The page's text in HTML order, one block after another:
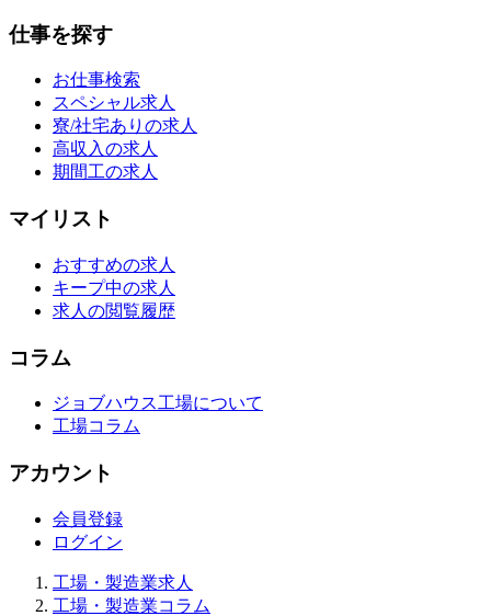
仕事を探す
お仕事検索
スペシャル求人
寮/社宅ありの求人
高収入の求人
期間工の求人
マイリスト
おすすめの求人
キープ中の求人
求人の閲覧履歴
コラム
ジョブハウス工場について
工場コラム
アカウント
会員登録
ログイン
工場・製造業求人
工場・製造業コラム